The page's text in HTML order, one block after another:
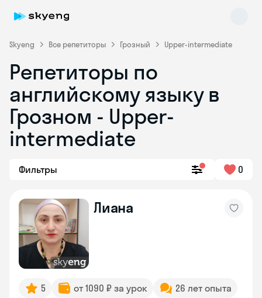
Skyeng Все репетиторы Грозный Upper-intermediate
Репетиторы по
английскому языку в
Грозном - Upper-
intermediate
Фильтры 0
Лиана
5 от 1090 ₽ за урок
26 лет опыта